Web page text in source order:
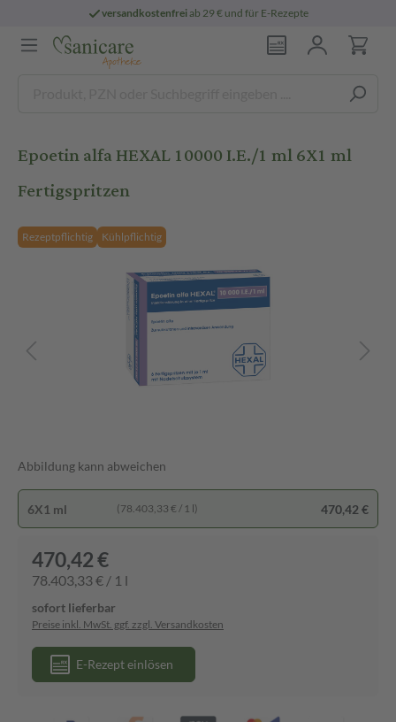
versandkostenfreiab 29 € und für E-Rezepte
Epoetin alfa HEXAL 10000 I.E./1 ml 6X1 ml
Fertigspritzen
Rezeptpflichtig Kühlpflichtig
Abbildung kann abweichen
6X1 ml (78.403,33 € / 1 l) 470,42 €
470,42 €
78.403,33 € / 1 l
sofort lieferbar
Preise inkl. MwSt. ggf. zzgl. Versandkosten
E-Rezept einlösen